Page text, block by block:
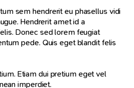
sem hendrerit eu phasellus vidi
Hendrerit amet id a
Donec sed lorem feugiat
pede. Quis eget blandit felis
Etiam dui pretium eget vel
imperdiet.